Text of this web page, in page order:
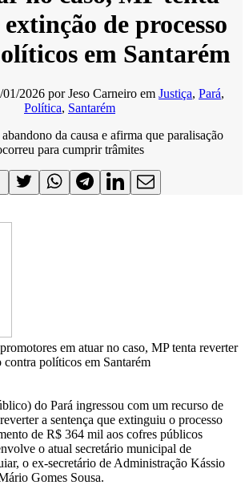
de processo
em Santarém
01/2026 porJeso Carneiro em Justiça, Pará,
Política, Santarém
da causa e afirma que paralisação
para cumprir trâmites
do Pará ingressou com um recurso de
a sentença que extinguiu o processo
de R$ 364 mil aos cofres públicos
o atual secretário municipal de
o ex-secretário de Administração Kássio
Gomes Sousa.